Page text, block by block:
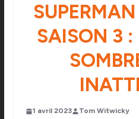
SAISON 3 :
1 avril 2023 Tom Witwicky